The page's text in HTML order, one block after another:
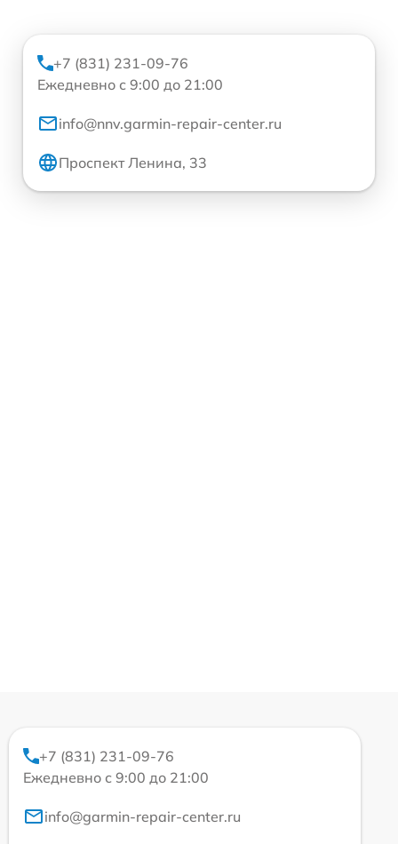
+7 (831) 231-09-76
Ежедневно с 9:00 до 21:00
info@nnv.garmin-repair-center.ru
Проспект Ленина, 33
+7 (831) 231-09-76
Ежедневно с 9:00 до 21:00
info@garmin-repair-center.ru